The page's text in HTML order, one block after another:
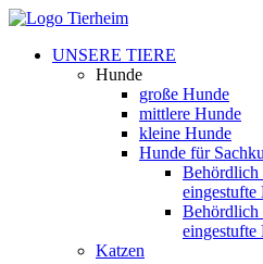
UNSERE TIERE
Hunde
große Hunde
mittlere Hunde
kleine Hunde
Hunde für
Behördlich
eingestufte
Behördlich
eingestufte
Katzen